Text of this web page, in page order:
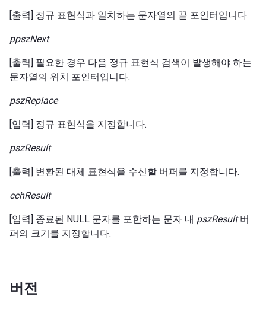
[출력] 정규 표현식과 일치하는 문자열의 끝 포인터입니다.
ppszNext
[출력] 필요한 경우 다음 정규 표현식 검색이 발생해야 하는
문자열의 위치 포인터입니다.
pszReplace
[입력] 정규 표현식을 지정합니다.
pszResult
[출력] 변환된 대체 표현식을 수신할 버퍼를 지정합니다.
cchResult
[입력] 종료된 NULL 문자를 포한하는 문자 내 pszResult버
퍼의 크기를 지정합니다.
버전